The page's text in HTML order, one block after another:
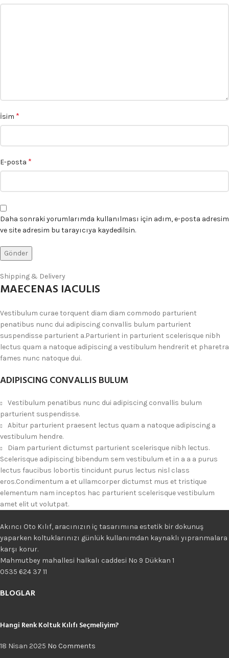
İsim *
E-posta *
Daha sonraki yorumlarımda kullanılması için adım, e-posta adresim
ve site adresim bu tarayıcıya kaydedilsin.
Shipping & Delivery
MAECENAS IACULIS
Vestibulum curae torquent diam diam commodo parturient
penatibus nunc dui adipiscing convallis bulum parturient
suspendisse parturient a.Parturient in parturient scelerisque nibh
lectus quam a natoque adipiscing a vestibulum hendrerit et pharetra
fames nunc natoque dui.
ADIPISCING CONVALLIS BULUM
Vestibulum penatibus nunc dui adipiscing convallis bulum
parturient suspendisse.
Abitur parturient praesent lectus quam a natoque adipiscing a
vestibulum hendre.
Diam parturient dictumst parturient scelerisque nibh lectus.
Scelerisque adipiscing bibendum sem vestibulum et in a a a purus
lectus faucibus lobortis tincidunt purus lectus nisl class
eros.Condimentum a et ullamcorper dictumst mus et tristique
elementum nam inceptos hac parturient scelerisque vestibulum
amet elit ut volutpat.
Akıncı Oto Kılıf, aracınızın iç tasarımına estetik bir dokunuş
yaparken koltuklarınızı günlük kullanımdan kaynaklı yıpranmalara
karşı korur.
Mahmutbey mahallesi halkalı caddesi No 9 Dükkan 1
0535 624 37 11
BLOGLAR
Hangi Renk Koltuk Kılıfı Seçmeliyim?
18 Nisan 2025 No Comments